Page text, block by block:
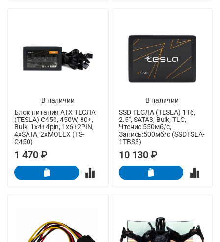
В наличии
Блок питания ATX ТЕСЛА
(TESLA) C450, 450W, 80+,
Bulk, 1x4+4pin, 1x6+2PIN,
4xSATA, 2xMOLEX (TS-
C450)
1 470 ₽
В наличии
SSD ТЕСЛА (TESLA) 1Тб,
2.5", SATA3, Bulk, TLC,
Чтение:550мб/с,
Запись:500мб/с (SSDTSLA-
1TBS3)
10 130 ₽